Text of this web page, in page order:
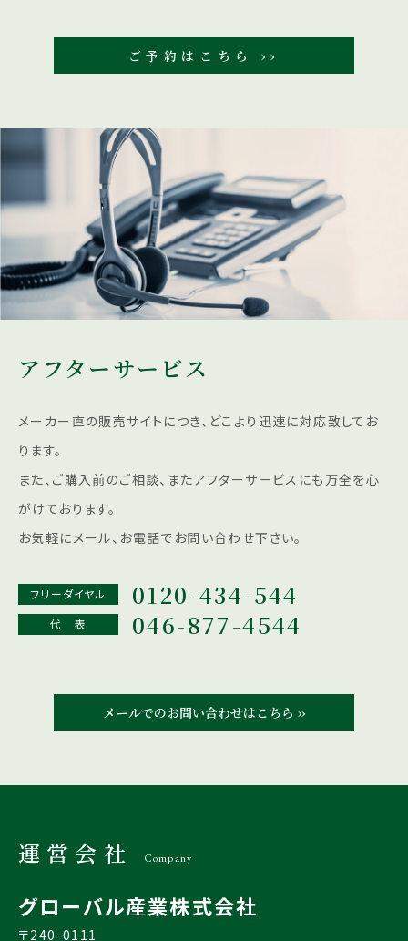
ご予約はこちら ››
アフターサービス
メーカー直の販売サイトにつき、どこより迅速に対応致してお
ります。
また、ご購入前のご相談、またアフターサービスにも 万全を心
がけております。
お気軽にメール、お電話でお問い合わせ下さい。
フリーダイヤル 0120-434-544
代 表 046-877-4544
メールでのお問い合わせはこちら ››
運営会社 Company
グローバル産業株式会社
〒240-0111